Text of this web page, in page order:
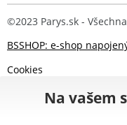
©2023 Parys.sk -
BSSHOP: e-shop
Cookies
Na vašem